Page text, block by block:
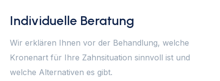
Individuelle Beratung
Wir erklären Ihnen vor der Behandlung, welche
Kronenart für Ihre Zahnsituation sinnvoll ist und
welche Alternativen es gibt.